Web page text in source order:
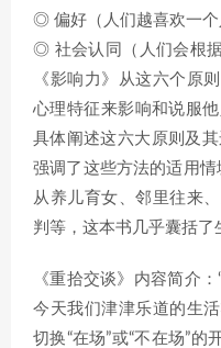
◎ 偏好（人们越喜欢一个
◎ 社会认同（人们会根
《影响力》从这六个原
心理特征来影响和说服
具体阐述这六大原则及
强调了这些方法的适用
从养儿育女、邻里往来
判等，这本书几乎囊括了
《重拾交谈》内容简介
今天我们津津乐道的生
切换“在场”或“不在场”